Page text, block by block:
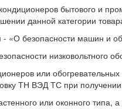
бытового и
данной категории
«О безопасности машин и
низковольтного
или
ТН ВЭД ТС при
или оконного